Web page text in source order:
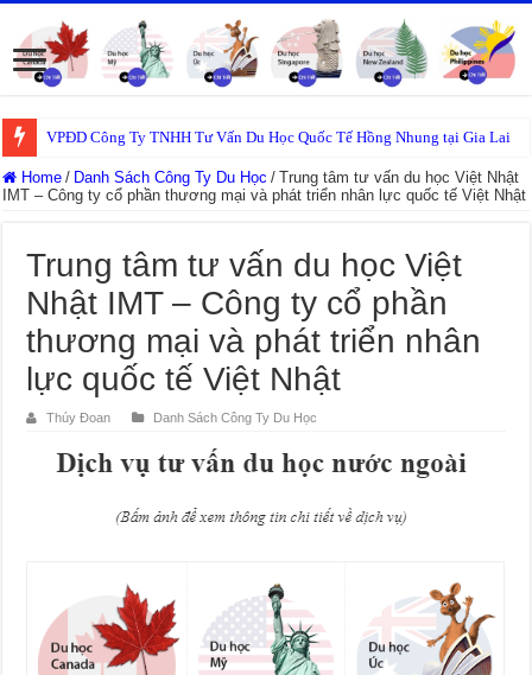
VPĐD Công Ty TNHH Tư Vấn Du Học Quốc Tế Hồng Nhung tại Gia Lai
Home / Danh Sách Công Ty Du Học / Trung tâm tư vấn du học Việt Nhật
IMT – Công ty cổ phần thương mại và phát triển nhân lực quốc tế Việt Nhật
Trung tâm tư vấn du học Việt
Nhật IMT – Công ty cổ phần
thương mại và phát triển nhân
lực quốc tế Việt Nhật
Thúy Đoan Danh Sách Công Ty Du Học